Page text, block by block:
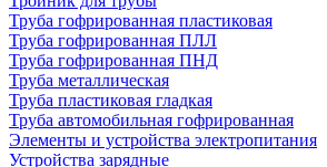
Труба гофрированная пластиковая
Труба гофрированная ПЛЛ
Труба гофрированная ПНД
Труба металлическая
Труба пластиковая гладкая
Труба автомобильная гофрированная
Элементы и устройства электропитания
Устройства зарядные